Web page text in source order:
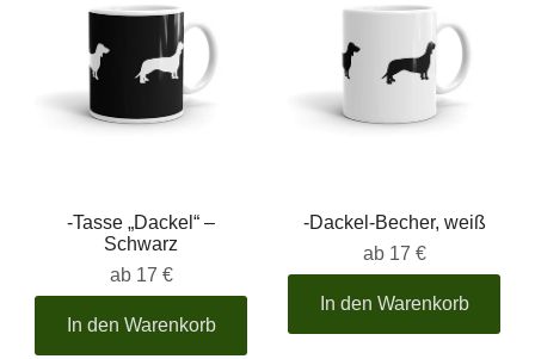
-Tasse „Dackel“ –
Schwarz
ab 17 €
In den Warenkorb
-Dackel-Becher, weiß
ab 17 €
In den Warenkorb